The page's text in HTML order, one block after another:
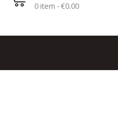
0 item - €0.00